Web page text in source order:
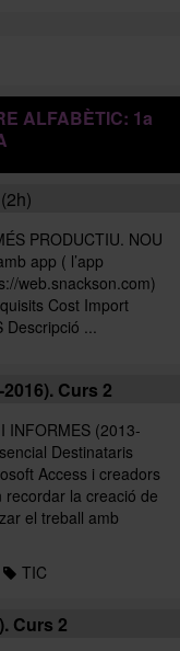
ALFABÈTIC: 1a
PRODUCTIU. NOU
app ( l’app
web.snackson.com)
Cost Import
...
Curs 2
INFORMES (2013-
Destinataris
Access i creadors
la creació de
el treball amb
TIC
Curs 2